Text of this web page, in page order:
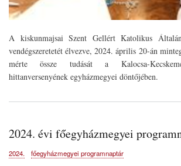
A kiskunmajsai Szent Gellért Katolikus
vendégszeretetét élvezve, 2024. április 20-án
mérte össze tudását a Kalocsa-
hittanversenyének egyházmegyei döntőjében.
2024. évi főegyházmegyei
2024. főegyházmegyei programnaptár